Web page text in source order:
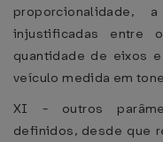
injustificadas entre
quantidade de eixos
veículo medida em
XI - outros
definidos, desde que